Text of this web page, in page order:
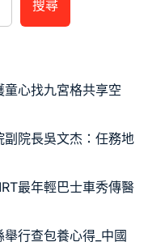
搜尋
心找九宮格共享空
院長吳文杰：任務地
最年輕巴士車秀傳醫
行查包養心得_中國